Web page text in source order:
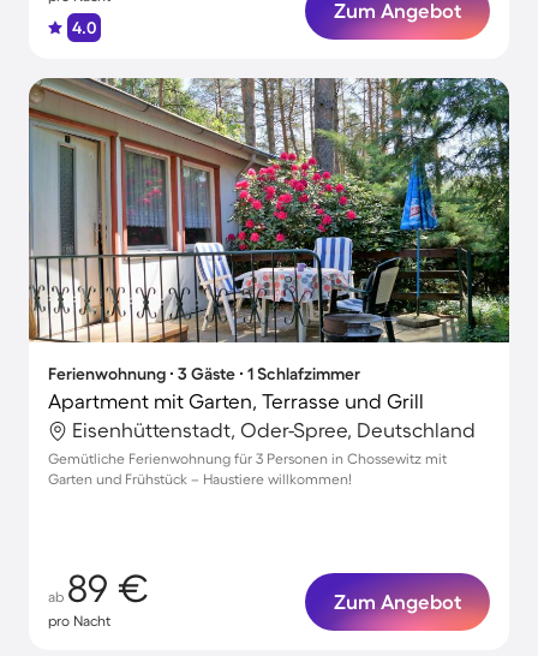
4.0
Zum Angebot
Ferienwohnung ∙ 3 Gäste ∙ 1 Schlafzimmer
Apartment mit Garten, Terrasse und Grill
Eisenhüttenstadt, Oder-Spree, Deutschland
Gemütliche Ferienwohnung für 3 Personen in Chossewitz mit
Garten und Frühstück – Haustiere willkommen!
ab 89 €
pro Nacht
Zum Angebot